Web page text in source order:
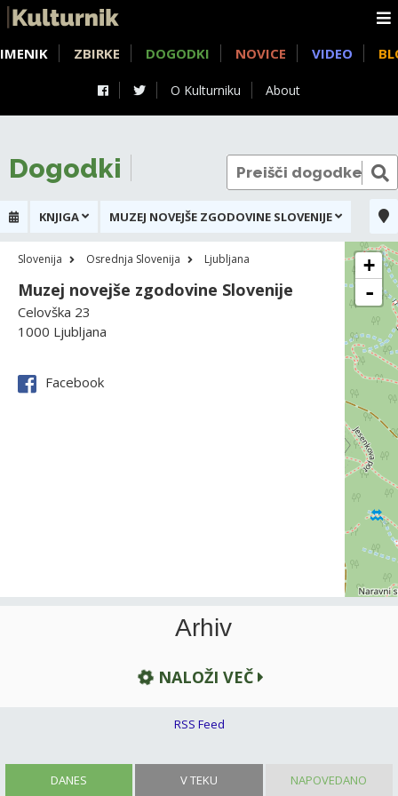
O Kulturniku About
IMENIK ZBIRKE DOGODKI NOVICE VIDEO
DANES V TEKU NAPOVEDANO
Dogodki
KNJIGA MUZEJ NOVEJŠE ZGODOVINE SLOVENIJE
Slovenija Osrednja Slovenija Ljubljana
Muzej novejše zgodovine Slovenije
Celovška 23
1000 Ljubljana
Facebook
+
-
Arhiv
NALOŽI VEČ
RSS Feed